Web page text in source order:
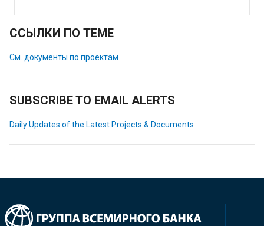
ССЫЛКИ ПО ТЕМЕ
См. документы по проектам
SUBSCRIBE TO EMAIL ALERTS
Daily Updates of the Latest Projects & Documents